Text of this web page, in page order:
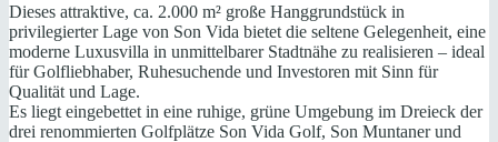
Dieses attraktive, ca. 2.000 m² große Hanggrundstück in
privilegierter Lage von Son Vida bietet die seltene Gelegenheit, eine
moderne Luxusvilla in unmittelbarer Stadtnähe zu realisieren – ideal
für Golfliebhaber, Ruhesuchende und Investoren mit Sinn für
Qualität und Lage.
Es liegt eingebettet in eine ruhige, grüne Umgebung im Dreieck der
drei renommierten Golfplätze Son Vida Golf, Son Muntaner und